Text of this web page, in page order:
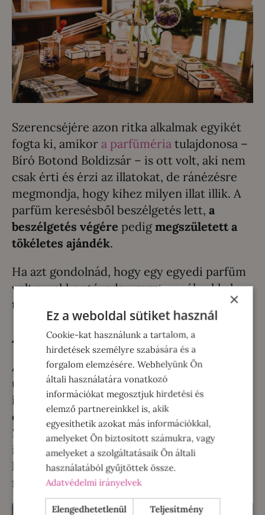
Szerencséjére azon ritka alkalmak egyikét
fogta ki, amikor a parfüméria tulajdonosa –
Bíró Botond Boldizsár – is ott volt, aki nem
csak érti és érzi az illatokat, de ránézésre
megmondja, hogy kihez milyen illat illik. A
parfüm keresésből beszélgetés lett, a
beszélgetés végére pedigmegszületett a
tökéletes ajándék.
Ha azt gondolnád, hogy egy egyedi parfüm
volt az, akkor tévedsz, mert ennél sokkal
többet kapott az a szerencsés hölgy!
A legromantikusabb vacsora
Az üzlet tulajdonosa hobbi szinten
üzemeltet egylakáséttermet
illatvacsorákat szervez. Így miután a hölgy
évek óta használt kedvenc parfümjének
Bíró Botond Boldizsár kielemezte az
illatjegyeit, és ezek mentén megalkotta a
hölgy teljesen egyedi parfümjét, még egy
fantasztikus vacsorát is feltálalt!
×
Ez a weboldal sütiket használ
Cookie-kat használunk a tartalom, a
hirdetések személyre szabására és a
forgalom elemzésére. Webhelyünk Ön
általi használatára vonatkozó
információkat megosztjuk hirdetési és
elemző partnereinkkel is, akik
egyesíthetik azokat más információkkal,
amelyeket Ön biztosított számukra, vagy
amelyeket a szolgáltatásaik Ön általi
használatából gyűjtöttek össze.
Adatvédelmi irányelvek
Elengedhetetlenül
Teljesítmény